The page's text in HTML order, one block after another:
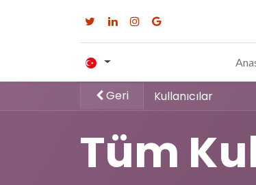
Geri Kullanıcılar
Tüm